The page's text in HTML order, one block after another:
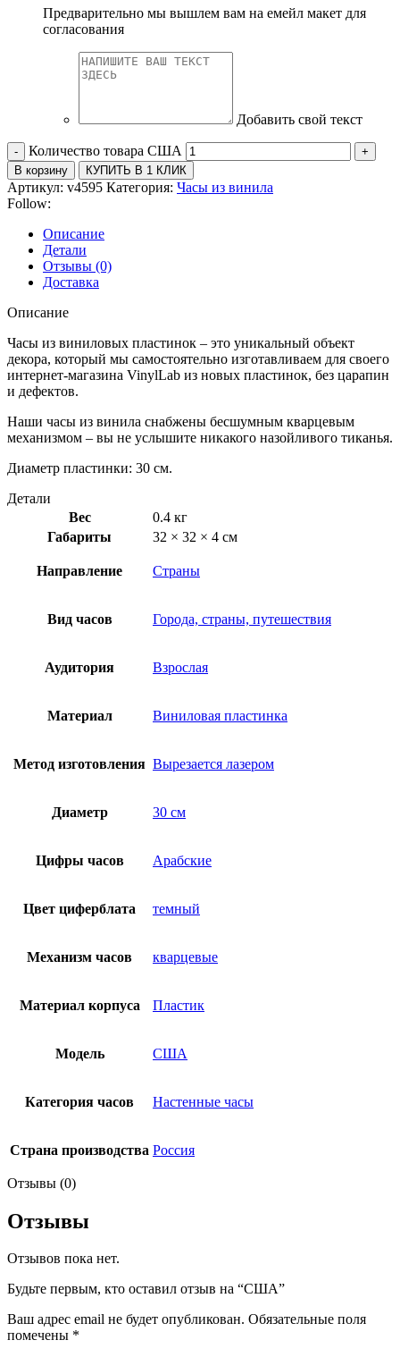
Предварительно мы вышлем вам на емейл макет для
согласования
Добавить свой текст
Количество товара США
В корзину КУПИТЬ В 1 КЛИК
Артикул: v4595 Категория: Часы из винила
Follow:
Описание
Детали
Отзывы (0)
Доставка
Описание
Часы из виниловых пластинок – это уникальный объект
декора, который мы самостоятельно изготавливаем для своего
интернет-магазина VinylLab из новых пластинок, без царапин
и дефектов.
Наши часы из винила снабжены бесшумным кварцевым
механизмом – вы не услышите никакого назойливого тиканья.
Диаметр пластинки: 30 см.
Детали
Вес
0.4 кг
Габариты
32 × 32 × 4 см
Направление Страны
Вид часов Города, страны, путешествия
Аудитория Взрослая
Материал Виниловая пластинка
Метод изготовления Вырезается лазером
Диаметр 30 см
Цифры часов Арабские
Цвет циферблата темный
Механизм часов кварцевые
Материал корпуса Пластик
Модель США
Категория часов Настенные часы
Страна производства Россия
Отзывы (0)
Отзывы
Отзывов пока нет.
Будьте первым, кто оставил отзыв на “США”
Ваш адрес email не будет опубликован. Обязательные поля
помечены *